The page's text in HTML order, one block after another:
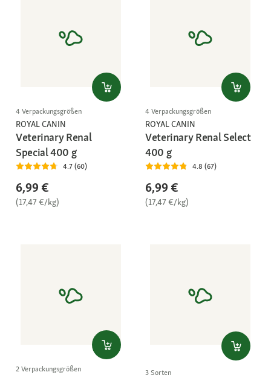
4 Verpackungsgrößen
ROYAL CANIN
Veterinary Renal
Special 400 g
4.7 (60)
6,99 €
(17,47 €/kg)
4 Verpackungsgrößen
ROYAL CANIN
Veterinary Renal Select
400 g
4.8 (67)
6,99 €
(17,47 €/kg)
2 Verpackungsgrößen 3 Sorten